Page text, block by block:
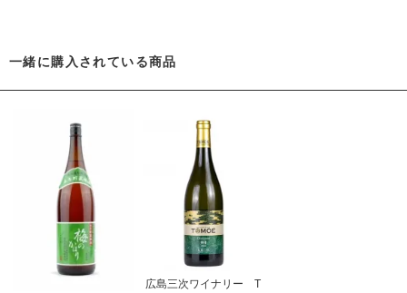
一緒に購入されている商品
広島三次ワイナリー T